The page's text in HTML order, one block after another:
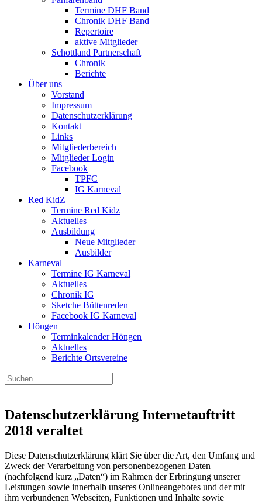
Termine DHF Band
Chronik DHF Band
Repertoire
aktive Mitglieder
Schottland Partnerschaft
Chronik
Berichte
Über uns
Vorstand
Impressum
Datenschutzerklärung
Kontakt
Links
Mitgliederbereich
Mitglieder Login
Facebook
TPFC
IG Karneval
Red KidZ
Termine Red Kidz
Aktuelles
Ausbildung
Neue Mitglieder
Ausbilder
Karneval
Termine IG Karneval
Aktuelles
Chronik IG
Sketche Büttenreden
Facebook IG Karneval
Höngen
Terminkalender Höngen
Aktuelles
Berichte Ortsvereine
Datenschutzerklärung Internetauftritt
2018 veraltet
Diese Datenschutzerklärung klärt Sie über die Art, den Umfang und
Zweck der Verarbeitung von personenbezogenen Daten
(nachfolgend kurz „Daten“) im Rahmen der Erbringung unserer
Leistungen sowie innerhalb unseres Onlineangebotes und der mit
ihm verbundenen Webseiten, Funktionen und Inhalte sowie